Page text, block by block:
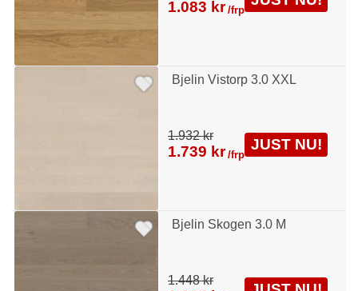
Bjelin Vistorp 3.0 XXL
Bjelin Skogen 3.0 M
1.083 kr /frp
1.932 kr
1.739 kr /frp
JUST NU!
1.448 kr